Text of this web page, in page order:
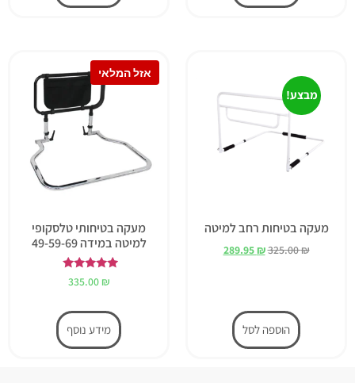
מבצע!
מעקה בטיחות רחב למיטה
325.00₪
289.95₪
הוספה לסל
מעקה בטיחותי טלסקופי
למיטה במידה 49-59-69
דורג
5.00
335.00 ₪
מידע נוסף